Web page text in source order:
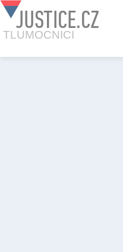
JUSTICE.CZ
TLUMOCNICI